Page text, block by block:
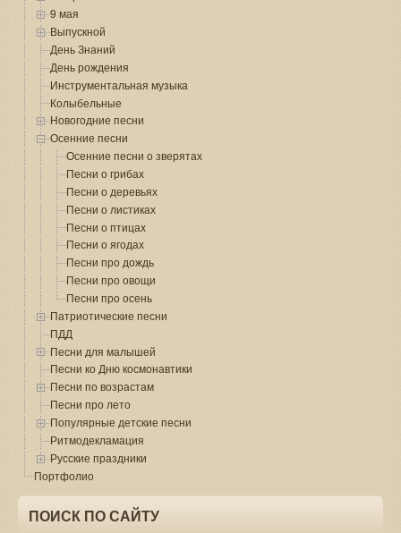
9 мая
Выпускной
День Знаний
День рождения
Инструментальная музыка
Колыбельные
Новогодние песни
Осенние песни
Осенние песни о зверятах
Песни о грибах
Песни о деревьях
Песни о листиках
Песни о птицах
Песни о ягодах
Песни про дождь
Песни про овощи
Песни про осень
Патриотические песни
ПДД
Песни для малышей
Песни ко Дню космонавтики
Песни по возрастам
Песни про лето
Популярные детские песни
Ритмодекламация
Русские праздники
Портфолио
ПОИСК ПО САЙТУ